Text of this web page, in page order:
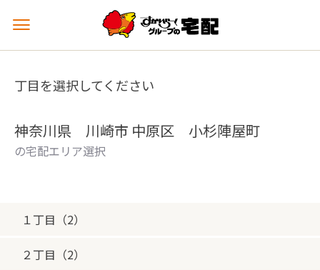
メ
ュ
を
丁目を選択してください
神奈川県 川崎市 中原区 小杉陣屋町
の宅配エリア選択
１丁目（2）
２丁目（2）